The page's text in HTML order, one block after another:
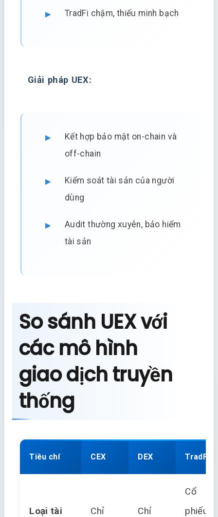
TradFi chậm, thiếu minh bạch
Giải pháp UEX:
Kết hợp bảo mật on-chain và
off-chain
Kiểm soát tài sản của người
dùng
Audit thường xuyên, bảo hiểm
tài sản
So sánh UEX với
các mô hình
giao dịch truyền
thống
Tiêu chí CEX DEX TradFi
Loại tài
Chỉ
Chỉ
Cổ
phiếu,